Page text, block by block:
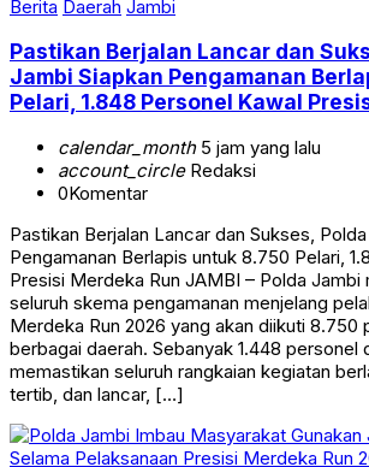
Berita Daerah Jambi
Pastikan Berjalan Lancar dan
Jambi Siapkan Pengamanan
Pelari, 1.848 Personel Kawal
calendar_month5 jam yang lalu
account_circleRedaksi
0Komentar
Pastikan Berjalan Lancar dan Sukses,
Pengamanan Berlapis untuk 8.750 Pelari,
Presisi Merdeka Run JAMBI – Polda Jambi
seluruh skema pengamanan menjelang
Merdeka Run 2026 yang akan diikuti 8.750
berbagai daerah. Sebanyak 1.448 personel
memastikan seluruh rangkaian kegiatan
tertib, dan lancar, […]